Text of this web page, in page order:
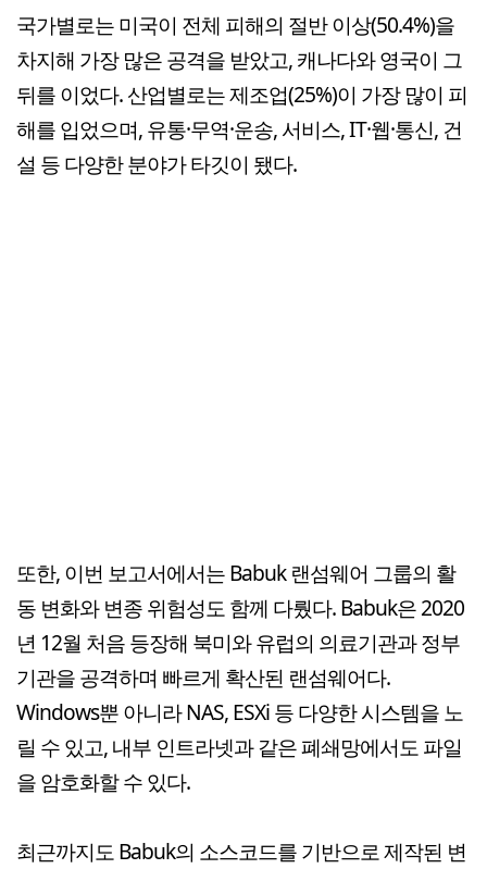
국가별로는 미국이 전체 피해의 절반 이상(50.4%)을
차지해 가장 많은 공격을 받았고, 캐나다와 영국이 그
뒤를 이었다. 산업별로는 제조업(25%)이 가장 많이 피
해를 입었으며, 유통·무역·운송, 서비스, IT·웹·통신, 건
설 등 다양한 분야가 타깃이 됐다.
또한, 이번 보고서에서는 Babuk 랜섬웨어 그룹의 활
동 변화와 변종 위험성도 함께 다뤘다. Babuk은 2020
년 12월 처음 등장해 북미와 유럽의 의료기관과 정부
기관을 공격하며 빠르게 확산된 랜섬웨어다.
Windows뿐 아니라 NAS, ESXi 등 다양한 시스템을 노
릴 수 있고, 내부 인트라넷과 같은 폐쇄망에서도 파일
을 암호화할 수 있다.
최근까지도 Babuk의 소스코드를 기반으로 제작된 변